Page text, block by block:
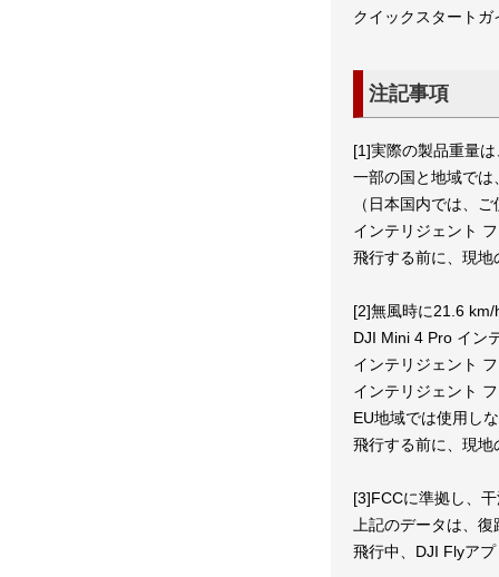
クイックスタート
注記事項
[1]実際の製品重量
一部の国と地域で
（日本国内では、
インテリジェント
飛行する前に、現
[2]無風時に21.6
DJI Mini 4 Pro イン
インテリジェント
インテリジェント
EU地域では使用し
飛行する前に、現
[3]FCCに準拠し、
上記のデータは、
飛行中、DJI Flyア